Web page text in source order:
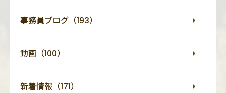
事務員ブログ（193）
動画（100）
新着情報（171）